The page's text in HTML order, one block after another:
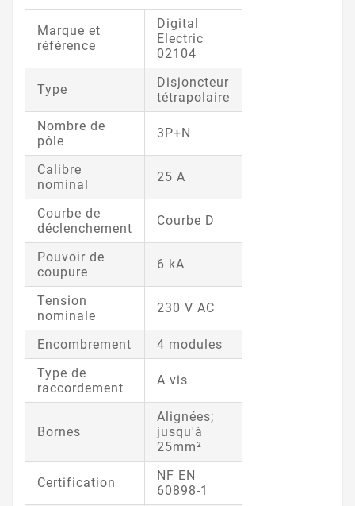
Marque et
référence
Digital
Electric
02104
Type
Disjoncteur
tétrapolaire
Nombre de
pôle
3P+N
Calibre
nominal
25 A
Courbe de
déclenchement
Courbe D
Pouvoir de
coupure
6 kA
Tension
nominale
230 V AC
Encombrement
4 modules
Type de
raccordement
A vis
Bornes
Alignées;
jusqu'à
25mm²
Certification
NF EN
60898-1